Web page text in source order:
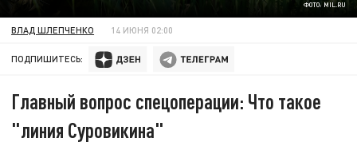
ФОТО: MIL.RU
ВЛАД ШЛЕПЧЕНКО 14 ИЮНЯ 02:00
ПОДПИШИТЕСЬ:
Главный вопрос спецоперации: Что такое
"линия Суровикина"